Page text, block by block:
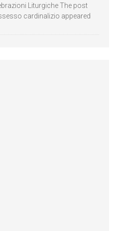
Liturgiche The post
cardinalizio appeared